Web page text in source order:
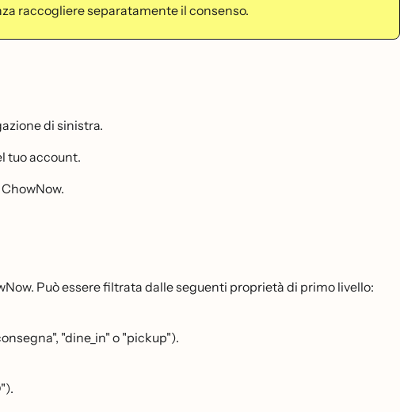
raccogliere separatamente il consenso.
di sinistra.
tuo account.
Può essere filtrata dalle seguenti proprietà di primo livello:
"dine_in" o "pickup").